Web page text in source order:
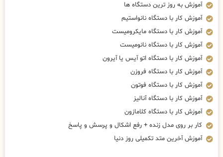
آموزش به روز ترین دستگاه ها
آموزش کار با دستگاه نانواستیم
آموزش کار با دستگاه مایکرومیست
آموزش کار با دستگاه نانومیست
آموزش کار با دستگاه اتو آیس یا آیرون
آموزش کار با دستگاه فروزن
آموزش کار با دستگاه فوتون
آموزش کار با دستگاه آنالیز
آموزش کار با دستگاه کلامازون
کار بر روی مدل زنده + رفع اشکال و پرسش و پاسخ
آموزش آخرین متد تکمیلی روز دنیا